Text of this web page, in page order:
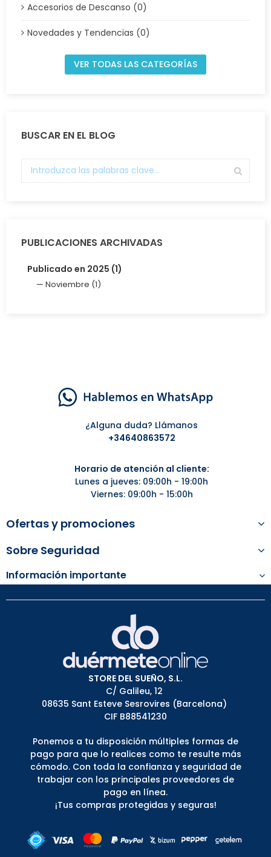
Accesorios de Descanso (0)
Novedades y Tendencias (0)
VER TODAS LAS CATEGORÍAS
BUSCAR EN EL BLOG
PUBLICACIONES ARCHIVADAS
Publicado en 2025 (1)
Noviembre (1)
¿Alguna duda? Llámanos
+34640863572
Horario de atención al cliente:
Lunes a jueves: 09:00h - 19:00h
Viernes: 09:00h - 15:00h
Ofertas y promociones
Sobre Seguridad
Información importante
STORE DEL SUEÑO, S.L.
C/ Galileu, 12
08635 Sant Esteve Sesrovires (Barcelona)
CIF B88541230
Ponemos a tu disposición múltiples formas de
pago para que lo realices como te resulte más
cómodo. Con toda la confianza y seguridad de
trabajar con los principales proveedores de
pago en línea.
¡Tus compras protegidas y seguras!